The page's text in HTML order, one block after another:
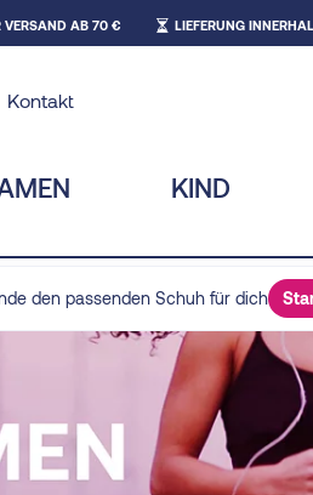
VERSAND AB 70 € LIEFERUNG
Kontakt
KIND
den passenden Schuh für dich